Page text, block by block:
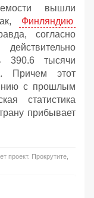
вышли
Финляндию
согласно
390.6 тысячи
Причем этот
с прошлым
статистика
прибывает
проект. Прокрутите,